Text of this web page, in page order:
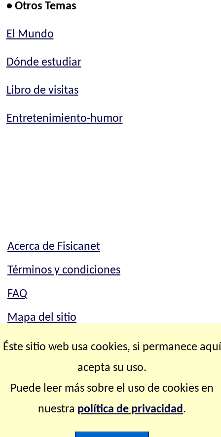
• Otros Temas
El Mundo
Dónde estudiar
Libro de visitas
Entretenimiento-humor
Acerca de Fisicanet
Términos y condiciones
FAQ
Mapa del sitio
Mapa del sitio
Copyright © 2.000-2.028 Fisicanet ® Todos los
Éste sitio web usa cookies, si permanece aquí
acepta su uso.
Puede leer más sobre el uso de cookies en
nuestra política de privacidad.